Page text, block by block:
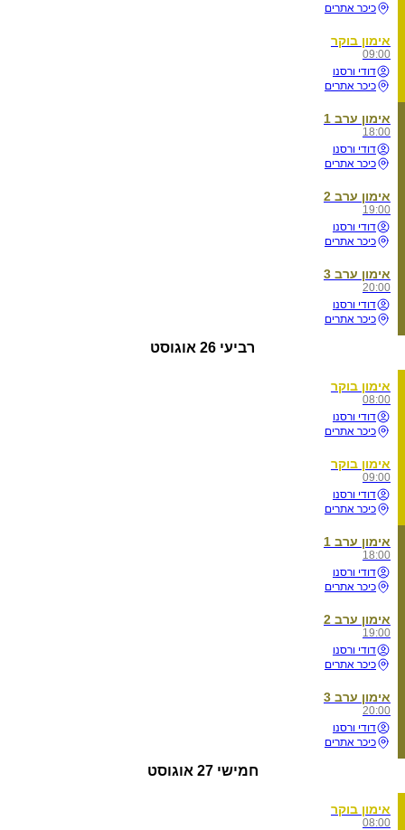
כיכר אתרים
אימון בוקר
09:00
דודי ורסנו
כיכר אתרים
אימון ערב 1
18:00
דודי ורסנו
כיכר אתרים
אימון ערב 2
19:00
דודי ורסנו
כיכר אתרים
אימון ערב 3
20:00
דודי ורסנו
כיכר אתרים
רביעי 26 אוגוסט
אימון בוקר
08:00
דודי ורסנו
כיכר אתרים
אימון בוקר
09:00
דודי ורסנו
כיכר אתרים
אימון ערב 1
18:00
דודי ורסנו
כיכר אתרים
אימון ערב 2
19:00
דודי ורסנו
כיכר אתרים
אימון ערב 3
20:00
דודי ורסנו
כיכר אתרים
חמישי 27 אוגוסט
אימון בוקר
08:00